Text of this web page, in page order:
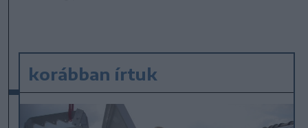
korábban írtuk